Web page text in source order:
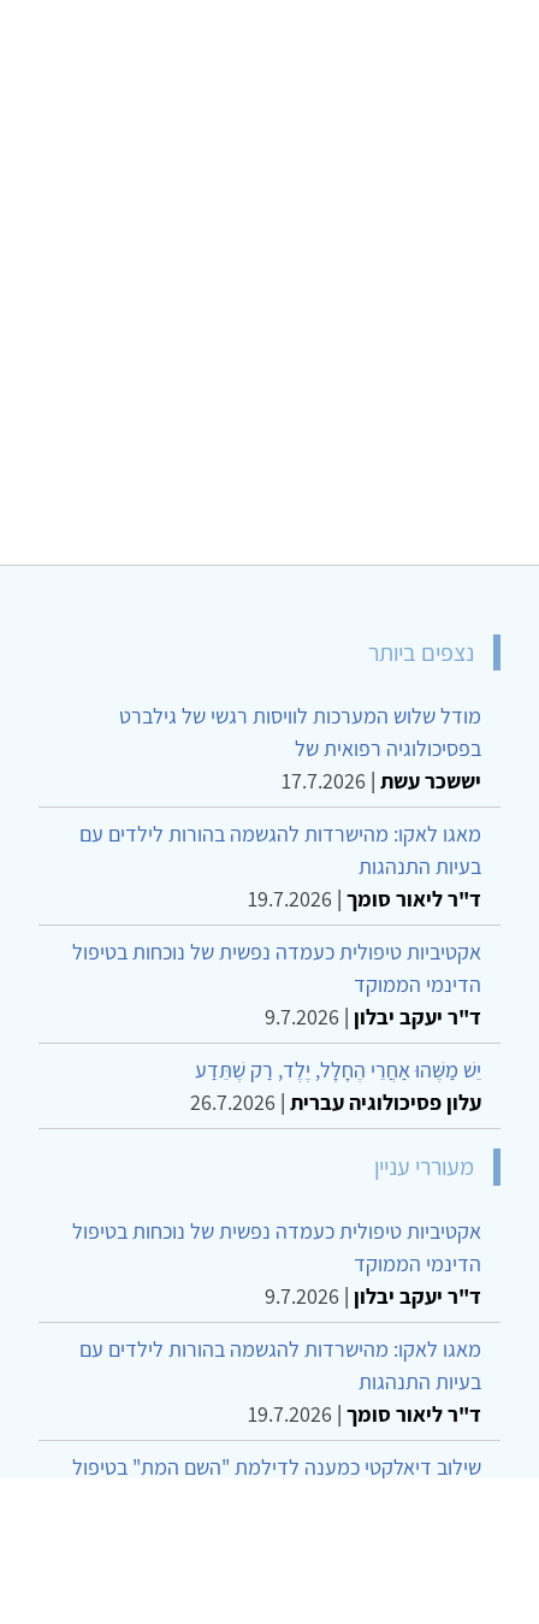
נצפים ביותר
מודל שלוש המערכות לוויסות רגשי של גילברט
בפסיכולוגיה רפואית של
יששכר עשת |
17.7.2026
מאגו לאקו: מהישרדות להגשמה בהורות לילדים עם
בעיות התנהגות
ד"ר ליאור סומך |
19.7.2026
אקטיביות טיפולית כעמדה נפשית של נוכחות בטיפול
הדינמי הממוקד
ד"ר יעקב יבלון |
9.7.2026
יֵשׁ מַשֶּׁהוּ אַחֲרֵי הֶחָלָל, יֶלֶד, רַק שֶׁתֵּדַע
עלון פסיכולוגיה עברית |
26.7.2026
מעוררי עניין
אקטיביות טיפולית כעמדה נפשית של נוכחות בטיפול
הדינמי הממוקד
ד"ר יעקב יבלון |
9.7.2026
מאגו לאקו: מהישרדות להגשמה בהורות לילדים עם
בעיות התנהגות
ד"ר ליאור סומך |
19.7.2026
שילוב דיאלקטי כמענה לדילמת "השם המת" בטיפול